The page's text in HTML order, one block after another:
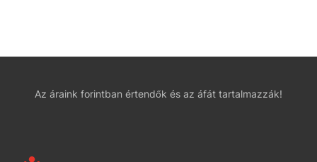
Az áraink forintban értendők és az áfát tartalmazzák!